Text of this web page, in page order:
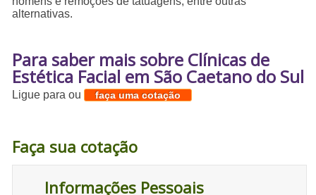
alternativas.
Para saber mais sobre Clínicas de
Estética Facial em São Caetano do Sul
Ligue paraou faça uma cotação
Faça sua cotação
Informações Pessoais